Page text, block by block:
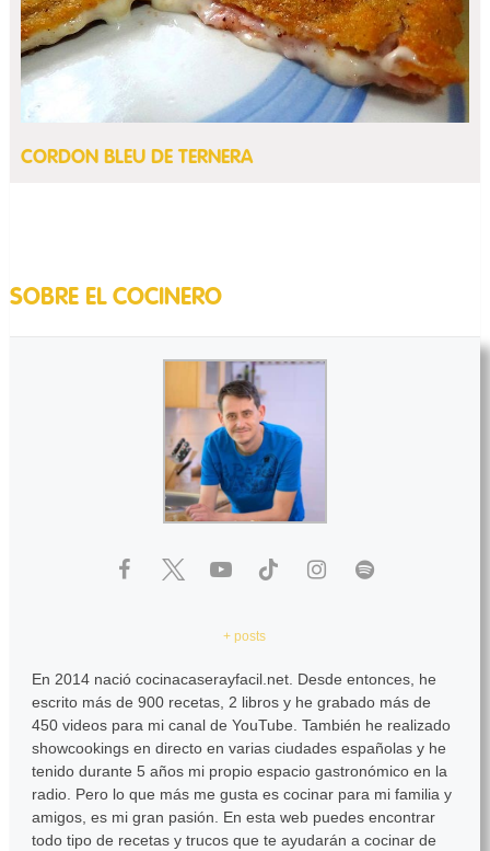
CORDON BLEU DE TERNERA
SOBRE EL COCINERO
+ posts
En 2014 nació cocinacaserayfacil.net. Desde entonces, he
escrito más de 900 recetas, 2 libros y he grabado más de
450 videos para mi canal de YouTube. También he realizado
showcookings en directo en varias ciudades españolas y he
tenido durante 5 años mi propio espacio gastronómico en la
radio. Pero lo que más me gusta es cocinar para mi familia y
amigos, es mi gran pasión. En esta web puedes encontrar
todo tipo de recetas y trucos que te ayudarán a cocinar de